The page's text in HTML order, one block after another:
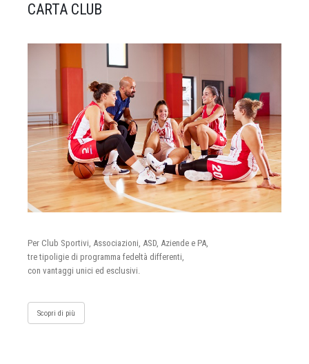
CARTA CLUB
Per Club Sportivi, Associazioni, ASD, Aziende e PA,
tre tipoligie di programma fedeltà differenti,
con vantaggi unici ed esclusivi.
Scopri di più